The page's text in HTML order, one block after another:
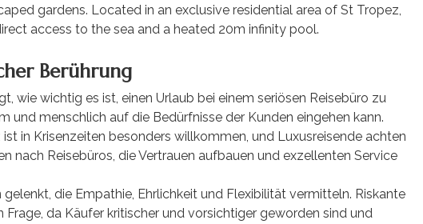
gardens. Located in an exclusive residential area of St Tropez,
access to the sea and a heated 20m infinity pool.
Berührung
wie wichtig es ist, einen Urlaub bei einem seriösen Reisebüro zu
und menschlich auf die Bedürfnisse der Kunden eingehen kann.
in Krisenzeiten besonders willkommen, und Luxusreisende achten
nach Reisebüros, die Vertrauen aufbauen und exzellenten Service
die Empathie, Ehrlichkeit und Flexibilität vermitteln. Riskante
da Käufer kritischer und vorsichtiger geworden sind und